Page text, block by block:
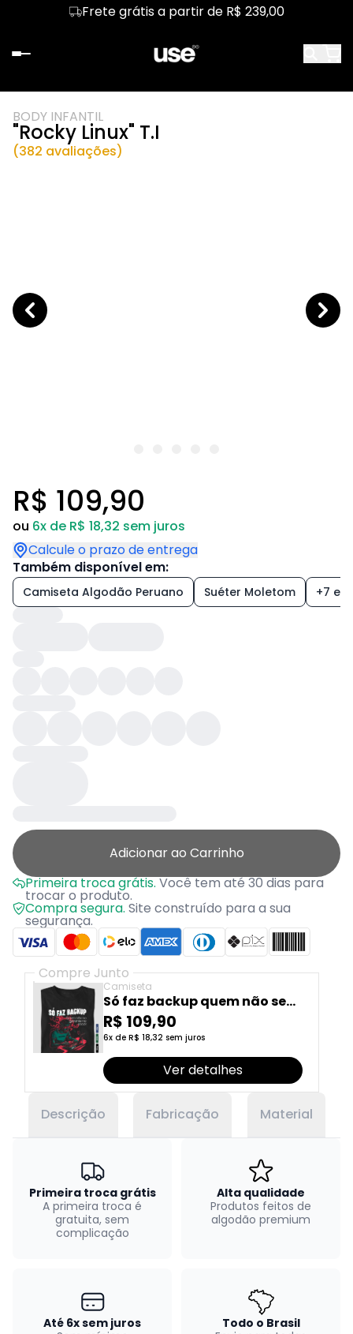
Frete grátis a partir de R$ 239,00
BODY INFANTIL
"Rocky Linux" T.I
(382 avaliações)
R$ 109,90
ou 6x de R$ 18,32 sem juros
Calcule o prazo de entrega
Também disponível em:
Camiseta Algodão Peruano Suéter Moletom +7
Adicionar ao Carrinho
Primeira troca grátis.Você tem até 30 dias para
trocar o produto.
Compra segura. Site construído para a sua
segurança.
Compre Junto
Camiseta
Só faz backup quem não se
garante no soco
R$ 109,90
6x de R$ 18,32 sem juros
Ver detalhes
Descrição Fabricação Material
Primeira troca grátis
A primeira troca é
gratuita, sem
complicação
Alta qualidade
Produtos feitos de
algodão premium
Até 6x sem juros
Todo o Brasil